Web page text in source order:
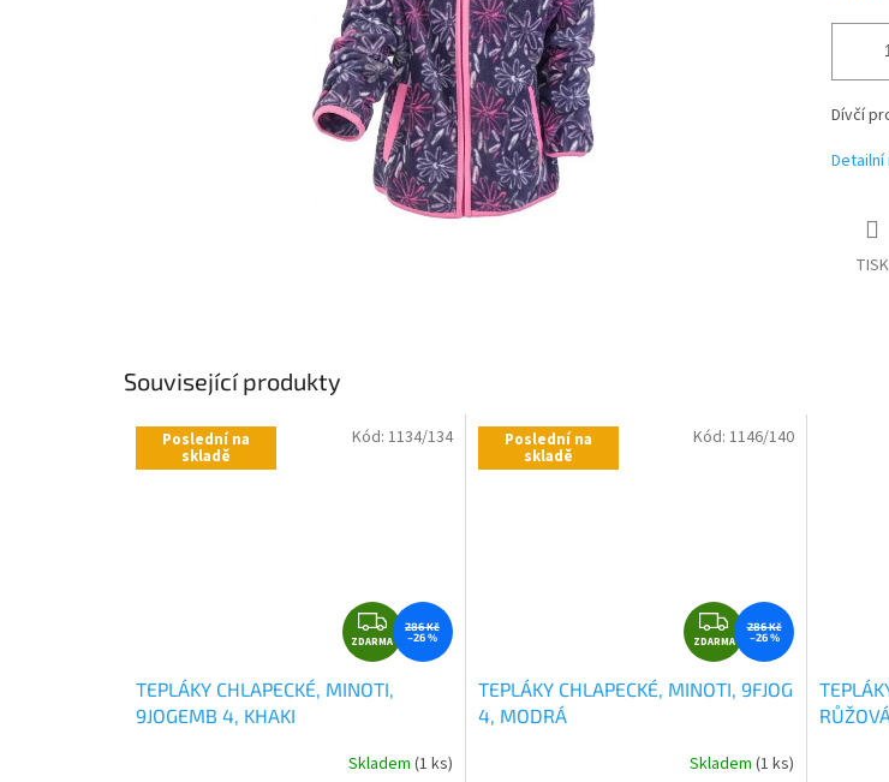
Dívčí
TISK
Související produkty
Poslední na
skladě
Z
D
A
R
A
ZDARMA
286 Kč
–26 %
TEPLÁKY CHLAPECKÉ, MINOTI,
9JOGEMB 4, KHAKI
Skladem (1 ks)
Kód: 1134/134 Poslední na
skladě
Z
D
A
R
A
ZDARMA
286 Kč
–26 %
TEPLÁKY CHLAPECKÉ, MINOTI, 9FJOG
4, MODRÁ
Skladem(1 ks)
Kód: 1146/140